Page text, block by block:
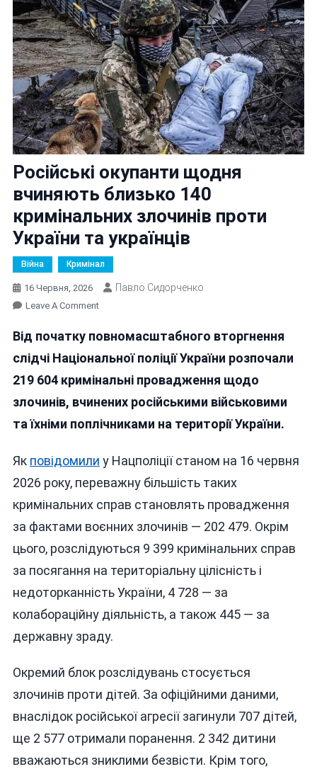
Російські окупанти щодня
вчиняють близько 140
кримінальних злочинів проти
України та українців
Війна Кримінал
16 Червня, 2026 Павло Сидорченко
Leave A CommentOn
Окупанти
Щодня
Близько
140
Кримінальних
України
Та
Українців
Від початку повномасштабного вторгнення
слідчі Національної поліції України розпочали
219 604 кримінальні провадження щодо
злочинів, вчинених російськими військовими
та їхніми поплічниками на території України.
Як повідомили у Нацполіції станом на 16 червня
2026 року, переважну більшість таких
кримінальних справ становлять провадження
за фактами воєнних злочинів — 202 479. Окрім
цього, розслідуються 9 399 кримінальних справ
за посягання на територіальну цілісність і
недоторканність України, 4 728 — за
колабораційну діяльність, а також 445 — за
державну зраду.
Окремий блок розслідувань стосується
злочинів проти дітей. За офіційними даними,
внаслідок російської агресії загинули 707 дітей,
ще 2 577 отримали поранення. 2 342 дитини
вважаються зниклими безвісти. Крім того,